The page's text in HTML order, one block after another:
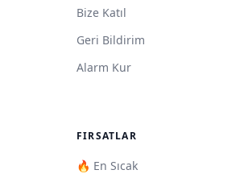
Bize Katıl
Geri Bildirim
Alarm Kur
FIRSATLAR
🔥 En Sıcak